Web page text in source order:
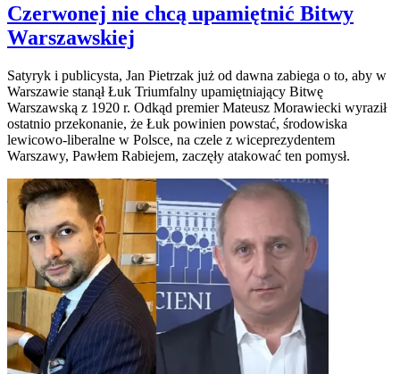
Czerwonej nie chcą upamiętnić Bitwy
Warszawskiej
Satyryk i publicysta, Jan Pietrzak już od dawna zabiega o to, aby w
Warszawie stanął Łuk Triumfalny upamiętniający Bitwę
Warszawską z 1920 r. Odkąd premier Mateusz Morawiecki wyraził
ostatnio przekonanie, że Łuk powinien powstać, środowiska
lewicowo-liberalne w Polsce, na czele z wiceprezydentem
Warszawy, Pawłem Rabiejem, zaczęły atakować ten pomysł.